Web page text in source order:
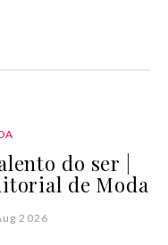
do ser |
de Moda
2026